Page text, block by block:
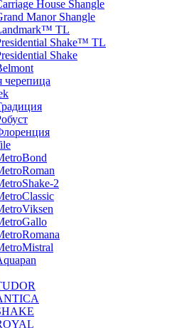
House Shangle
Manor Shangle
TL
Shake™ TL
Shake
черепица
2